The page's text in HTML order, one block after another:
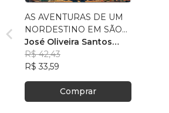
AS AVENTURAS DE UM
NORDESTINO EM SÃO
PAULO
José Oliveira Santos
Melo
R$ 42,43
R$ 33,59
Comprar